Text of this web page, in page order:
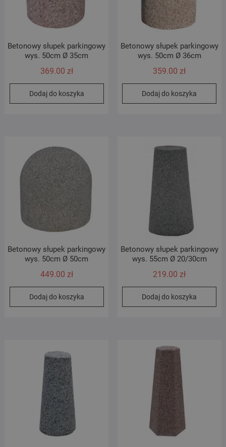
Betonowy słupek parkingowy
wys. 50cm Ø 35cm
369.00 zł
Dodaj do koszyka
Betonowy słupek parkingowy
wys. 50cm Ø 36cm
359.00 zł
Dodaj do koszyka
Betonowy słupek parkingowy
wys. 50cm Ø 50cm
449.00 zł
Dodaj do koszyka
Betonowy słupek parkingowy
wys. 55cm Ø 20/30cm
219.00 zł
Dodaj do koszyka